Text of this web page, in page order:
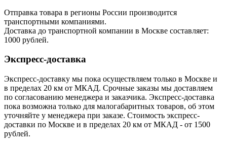
Отправка товара в регионы России производится
транспортными компаниями.
Доставка до транспортной компании в Москве составляет:
1000 рублей.
Экспресс-доставка
Экспресс-доставку мы пока осуществляем только в Москве и
в пределах 20 км от МКАД. Срочные заказы мы доставляем
по согласованию менеджера и заказчика. Экспресс-доставка
пока возможна только для малогабаритных товаров, об этом
уточняйте у менеджера при заказе. Стоимость экспресс-
доставки по Москве и в пределах 20 км от МКАД - от 1500
рублей.